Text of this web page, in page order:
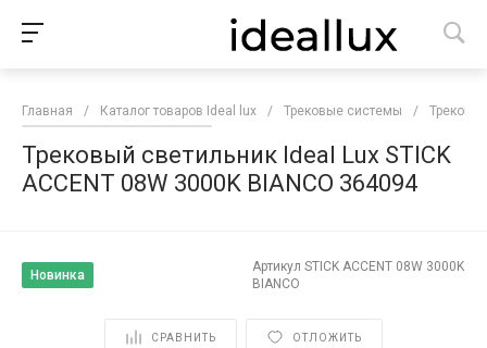
Главная / Каталог товаров Ideal lux / Трековые системы /
Трековый светильник Ideal Lux STICK
ACCENT 08W 3000K BIANCO 364094
Новинка
Артикул STICK ACCENT 08W 3000K
BIANCO
СРАВНИТЬ ОТЛОЖИТЬ